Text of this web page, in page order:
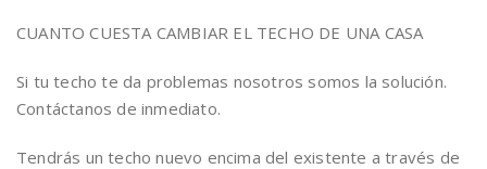
CUANTO CUESTA CAMBIAR EL TECHO DE UNA CASA
Si tu techo te da problemas nosotros somos la solución.
Contáctanos de inmediato.
Tendrás un techo nuevo encima del existente a través de